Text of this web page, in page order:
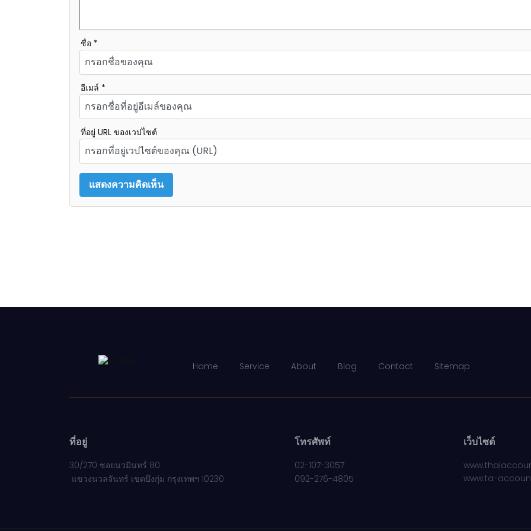
ชื่อ *
อีเมล์ *
ที่อยู่ URL ของเวปไซต์
Home Service About Blog Contact Sitemap
ที่อยู่
30/270 ซอยนวมินทร์ 80
แขวงนวลจันทร์ เขตบึงกุ่ม กรุงเทพฯ 10230
โทรศัพท์
02-107-3057
092-276-4805
เว็บไซต์
www.ta-